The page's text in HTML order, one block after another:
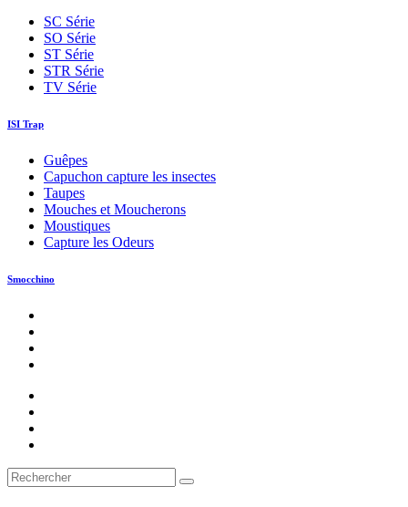
SC Série
SO Série
ST Série
STR Série
TV Série
ISI Trap
Guêpes
Capuchon capture les insectes
Taupes
Mouches et Moucherons
Moustiques
Capture les Odeurs
Smocchino